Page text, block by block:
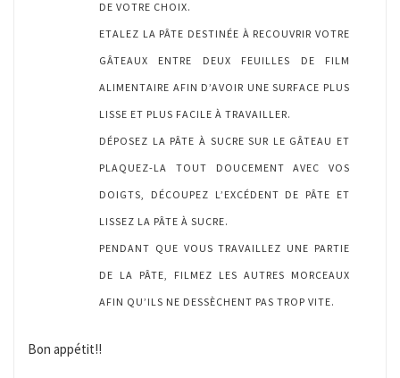
DE VOTRE CHOIX.
ETALEZ LA PÂTE DESTINÉE À RECOUVRIR VOTRE
GÂTEAUX ENTRE DEUX FEUILLES DE FILM
ALIMENTAIRE AFIN D’AVOIR UNE SURFACE PLUS
LISSE ET PLUS FACILE À TRAVAILLER.
DÉPOSEZ LA PÂTE À SUCRE SUR LE GÂTEAU ET
PLAQUEZ-LA TOUT DOUCEMENT AVEC VOS
DOIGTS, DÉCOUPEZ L’EXCÉDENT DE PÂTE ET
LISSEZ LA PÂTE À SUCRE.
PENDANT QUE VOUS TRAVAILLEZ UNE PARTIE
DE LA PÂTE, FILMEZ LES AUTRES MORCEAUX
AFIN QU’ILS NE DESSÈCHENT PAS TROP VITE.
Bon appétit!!